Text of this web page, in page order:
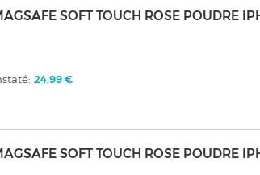
SOFT TOUCH ROSE POUDRE
24,99 €
SOFT TOUCH ROSE POUDRE